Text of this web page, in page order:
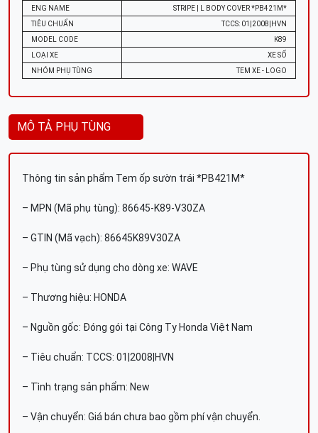
ENG NAME
STRIPE | L BODY COVER *PB421M*
TIÊU CHUẨN
TCCS: 01|2008|HVN
MODEL CODE
K89
LOẠI XE
XE SỐ
NHÓM PHỤ TÙNG
TEM XE - LOGO
MÔ TẢ PHỤ TÙNG
Thông tin sản phẩm Tem ốp sườn trái *PB421M*
– MPN (Mã phụ tùng): 86645-K89-V30ZA
– GTIN (Mã vạch): 86645K89V30ZA
– Phụ tùng sử dụng cho dòng xe: WAVE
– Thương hiệu: HONDA
– Nguồn gốc: Đóng gói tại Công Ty Honda Việt Nam
– Tiêu chuẩn: TCCS: 01|2008|HVN
– Tình trạng sản phẩm: New
– Vận chuyển: Giá bán chưa bao gồm phí vận chuyển.